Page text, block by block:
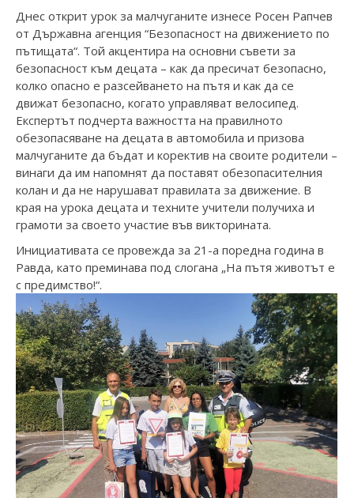
Днес открит урок за малчуганите изнесе Росен Рапчев
от Държавна агенция “Безопасност на движението по
пътищата“. Той акцентира на основни съвети за
безопасност към децата – как да пресичат безопасно,
колко опасно е разсейването на пътя и как да се
движат безопасно, когато управляват велосипед.
Експертът подчерта важността на правилното
обезопасяване на децата в автомобила и призова
малчуганите да бъдат и коректив на своите родители –
винаги да им напомнят да поставят обезопасителния
колан и да не нарушават правилата за движение. В
края на урока децата и техните учители получиха и
грамоти за своето участие във викторината.
Инициативата се провежда за 21-а поредна година в
Равда, като преминава под слогана „На пътя животът е
с предимство!“.